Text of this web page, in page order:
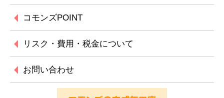
コモンズPOINT
リスク・費用・税金について
お問い合わせ